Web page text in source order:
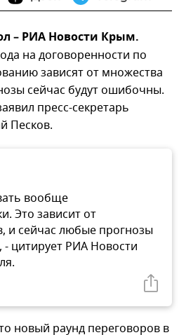
– РИА Новости Крым.
на договоренности по
зависят от множества
сейчас будут ошибочны.
пресс-секретарь
Песков.
вообще
Это зависит от
и сейчас любые прогнозы
цитирует РИА Новости
новый раунд переговоров в